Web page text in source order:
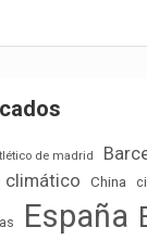
de madrid
climático China
España